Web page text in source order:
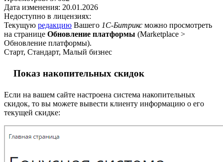
Дата изменения: 20.01.2026
Недоступно в лицензиях:
Текущую редакцию Вашего 1С-Битрикс можно просмотреть
на странице Обновление платформы (Marketplace >
Обновление платформы).
Старт, Стандарт, Малый бизнес
Показ накопительных скидок
Если на вашем сайте настроена система накопительных
скидок, то вы можете вывести клиенту информацию о его
текущей скидке: